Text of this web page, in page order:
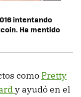
intentando
Ha mentido
como Pretty
y ayudó en el